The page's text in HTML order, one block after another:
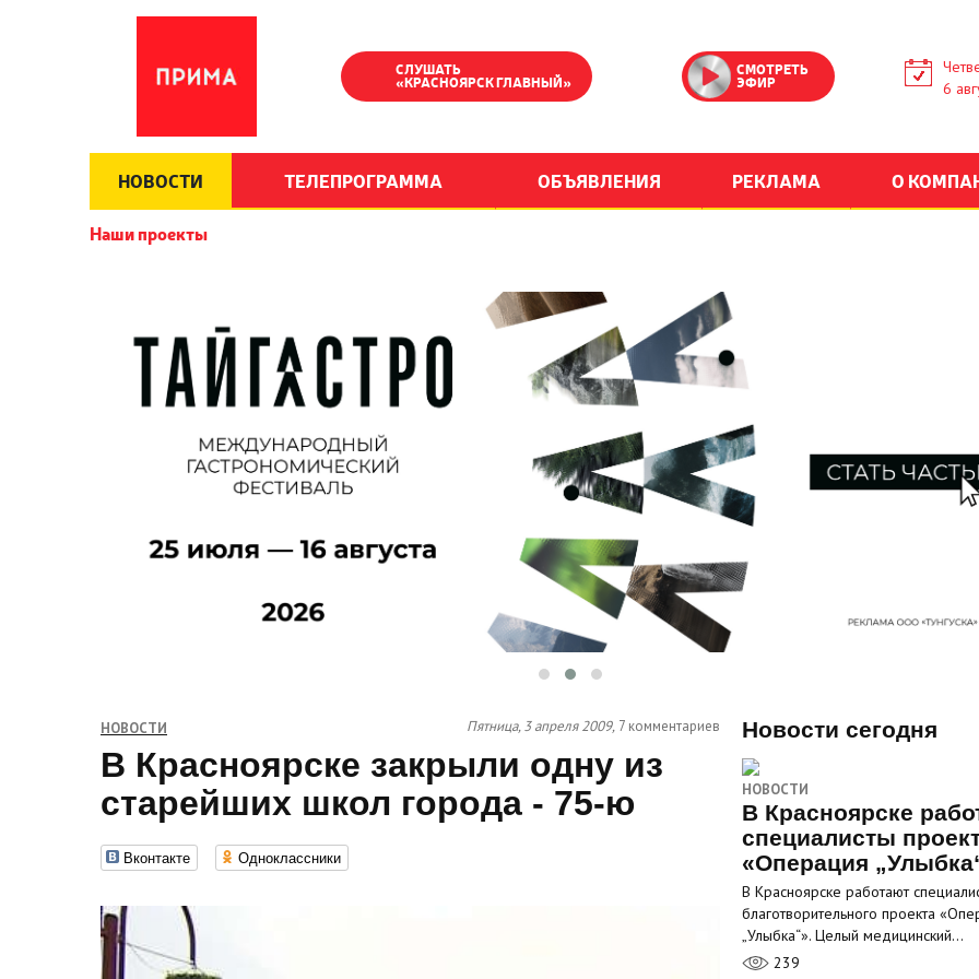
СЛУШАТЬ
«КРАСНОЯРСК ГЛАВНЫЙ»
СМОТРЕТЬ
ЭФИР
6
НОВОСТИ ТЕЛЕПРОГРАММА ОБЪЯВЛЕНИЯ РЕКЛАМА О
Наши проекты
НОВОСТИ Пятница, 3 апреля 2009, 7 комментариев
В Красноярске закрыли одну из
старейших школ города - 75-ю
Вконтакте Одноклассники
Новости сегодня
НОВОСТИ
В Красноярске
специалисты
«Операция
В Красноярске работают
благотворительного проекта
„Улыбка“». Целый медицинский…
239